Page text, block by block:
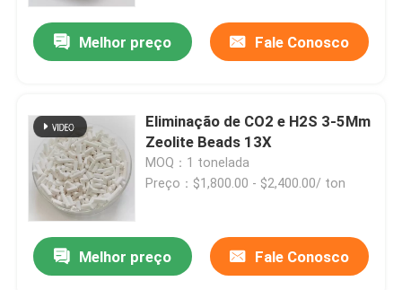
Melhor preço Fale Conosco
Eliminação de CO2 e H2S 3-5Mm
Zeolite Beads 13X
MOQ：1 tonelada
Preço：$1,800.00 - $2,400.00/ ton
Melhor preço Fale Conosco